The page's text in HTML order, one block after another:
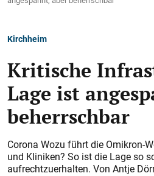
Kirchheim
Kritische
Lage ist
beherrschbar
Corona Wozu führtdie Omikron-
und Kliniken? So ist die Lage so
aufrechtzuerhalten. Von Antje